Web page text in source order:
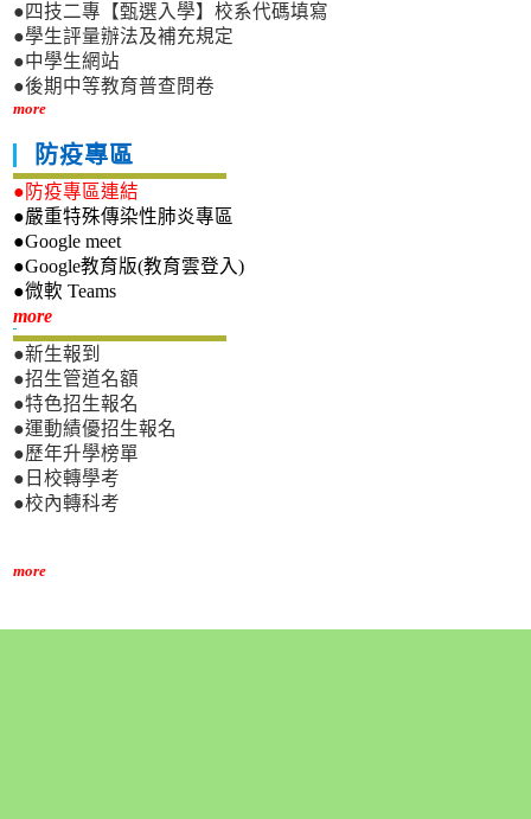
●四技二專【甄選入學】校系代碼填寫
●學生評量辦法及補充規定
●中學生網站
●後期中等教育普查問卷
more
防疫專區
●防疫專區連結
●嚴重特殊傳染性肺炎專區
●Google meet
●Google教育版(教育雲登入)
●微軟 Teams
more新生專區
●新生報到
●招生管道名額
●特色招生報名
●運動績優招生報名
●歷年升學榜單
●日校轉學考
●校內轉科考
more